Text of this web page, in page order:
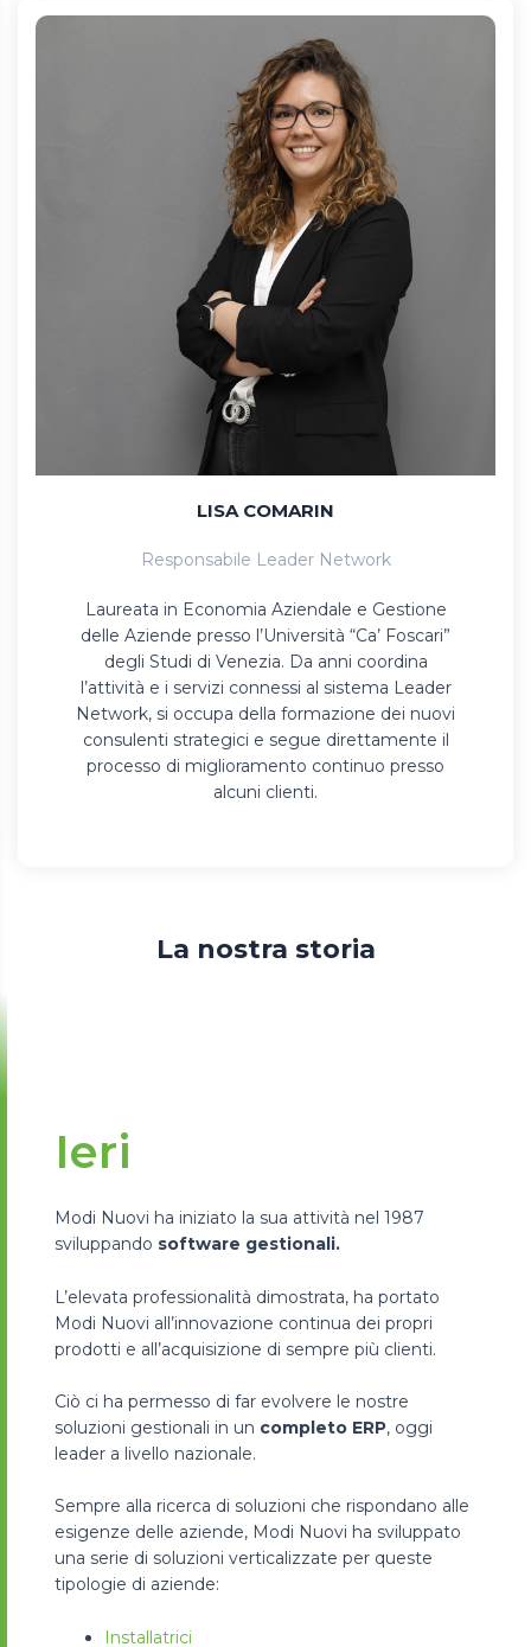
LISA COMARIN
Responsabile Leader Network
Laureata in Economia Aziendale e Gestione
delle Aziende presso l’Università “Ca’ Foscari”
degli Studi di Venezia. Da anni coordina
l’attività e i servizi connessi al sistema Leader
Network, si occupa della formazione dei nuovi
consulenti strategici e segue direttamente il
processo di miglioramento continuo presso
alcuni clienti.
La nostra storia
Ieri
Modi Nuovi ha iniziato la sua attività nel 1987
sviluppando software gestionali.
L’elevata professionalità dimostrata, ha portato
Modi Nuovi all’innovazione continua dei propri
prodotti e all’acquisizione di sempre più clienti.
Ciò ci ha permesso di far evolvere le nostre
soluzioni gestionali in un completo ERP, oggi
leader a livello nazionale.
Sempre alla ricerca di soluzioni che rispondano alle
esigenze delle aziende, Modi Nuovi ha sviluppato
una serie di soluzioni verticalizzate per queste
tipologie di aziende:
Installatrici